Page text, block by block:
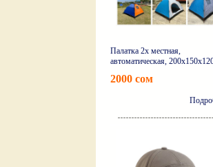
Палатка 2х местная,
автоматическая,
2000 сом